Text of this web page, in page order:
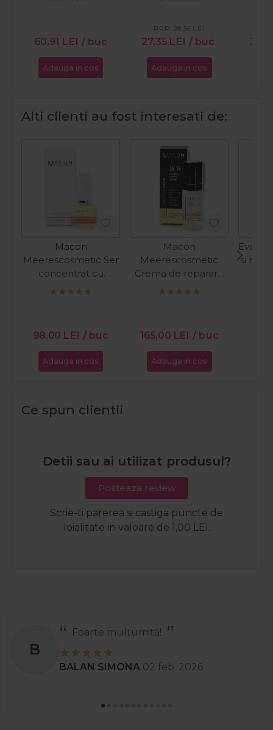
60,91 LEI / buc
Adauga in cos
27,35 LEI / buc
PRP: 28,56 LEI
Adauga in cos
Alti clienti au fost interesati de:
Macon
Meerescosmetic Ser
concentrat cu
vitamina A
98,00 LEI / buc
Adauga in cos
Macon
Meerescosmetic
Crema de reparare
pentru ochi si buze
165,00 LEI / buc
Adauga in cos
si
Ce spun clientii
Detii sau ai utilizat produsul?
Posteaza review
Scrie-ti parerea si castiga puncte de
loialitate in valoare de 1,00 LEI.
B
Foarte mulțumită!
BALAN SIMONA 02 feb. 2026